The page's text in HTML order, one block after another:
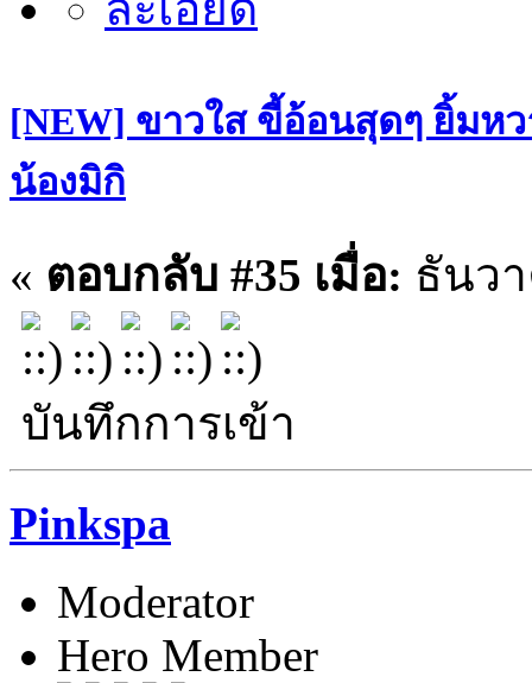
[NEW] ขาวใส ขี้อ้อนสุดๆ ยิ้มห
น้องมิกิ
« ตอบกลับ #35 เมื่อ: ธันวา
บันทึกการเข้า
Pinkspa
Moderator
Hero Member